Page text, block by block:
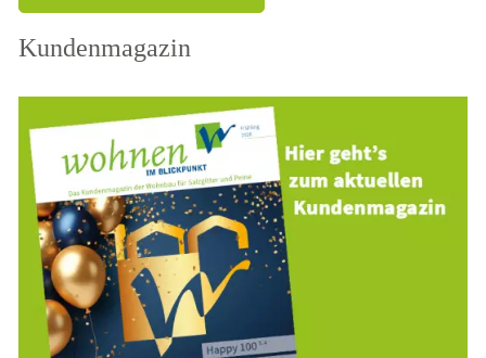
Kundenmagazin